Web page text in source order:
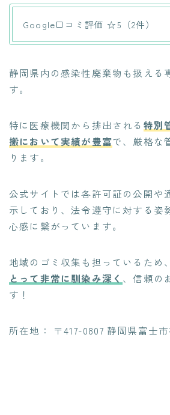
Google口コミ評価 ☆5（2件）
静岡県内の感染性廃棄物も扱える
す。
特に医療機関から排出される 特別
搬において実績が豊富で、厳格な
ります。
公式サイトでは各許可証の公開や
示しており、法令遵守に対する姿
心感に繋がっています。
地域のゴミ収集も担っているため、
とって非常に馴染み深く 、信頼の
す！
所在地： 〒417-0807 静岡県富士